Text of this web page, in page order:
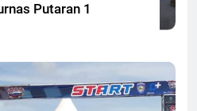
Putaran 1